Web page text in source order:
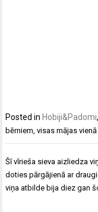
Posted in Hobiji&Padomi
bērniem ,visas mājas
Ziņu
izvēlne
Šī vīrieša sieva aizliedza
doties pārgājienā ar
viņa atbilde bija diez gan